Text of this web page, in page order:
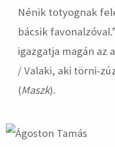
Nénik totyognak
bácsik
igazgatja magán az
/ Valaki, aki törni-
(Maszk).